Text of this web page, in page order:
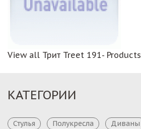
View all Трит Treet 191- Products
КАТЕГОРИИ
Стулья Полукресла Диваны